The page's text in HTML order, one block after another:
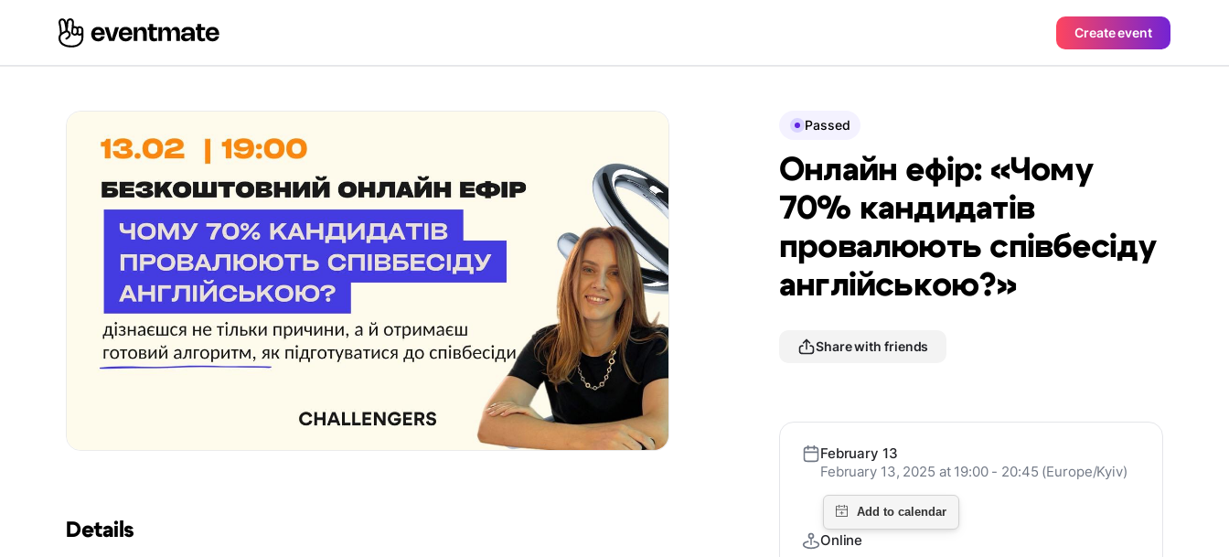
Create event
Details
Passed
Онлайн ефір: «Чому
70% кандидатів
провалюють співбесіду
англійською?»
Share with friends
February 13
February 13, 2025 at 19:00 - 20:45 (Europe/Kyiv)
Online